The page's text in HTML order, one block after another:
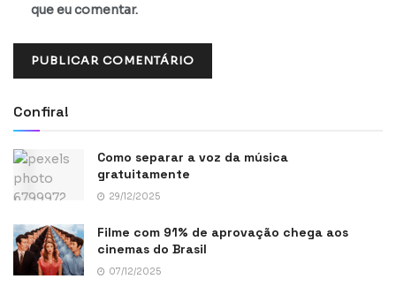
que eu comentar.
Confira!
Como separar a voz da música
gratuitamente
29/12/2025
Filme com 91% de aprovação chega aos
cinemas do Brasil
07/12/2025